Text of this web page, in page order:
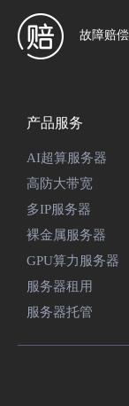
故障赔
产品服务
AI超算服务器
高防大带宽
多IP服务器
裸金属服务器
GPU算力服务器
服务器租用
服务器托管